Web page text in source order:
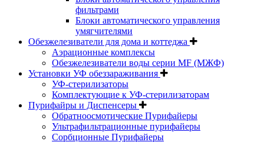
фильтрами
Блоки автоматического управления
умягчителями
Обезжелезиватели для дома и коттеджа
Аэрационные комплексы
Обезжелезиватели воды серии MF (МЖФ)
Установки УФ обеззараживания
УФ-стерилизаторы
Комплектующие к УФ-стерилизаторам
Пурифайры и Диспенсеры
Обратноосмотические Пурифайеры
Ультрафильтрационные пурифайеры
Сорбционные Пурифайеры